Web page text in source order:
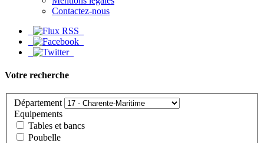
Contactez-nous
Votre recherche
Département
Equipements
Tables et bancs
Poubelle